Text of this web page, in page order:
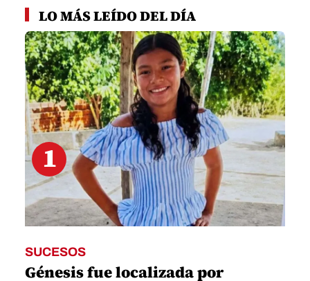
seconds
minutes,
seconds
LO MÁS LEÍDO DEL DÍA
1
SUCESOS
Génesis fue localizada por